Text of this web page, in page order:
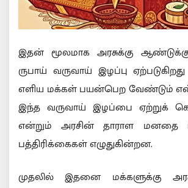
இதன் மூலமாக அரசுக்கு
ருபாய் வருவாய் இழப்பு
எளிய மக்கள் பயன்பெற வேண்டும்
இந்த வருவாய் இழப்பை ஏற்றுக்
என்றும் அரசின் தாராள மனதை
பத்திரிக்கைகள் எழுதுகின்றன.
முதலில் இதனை மக்களுக்கு